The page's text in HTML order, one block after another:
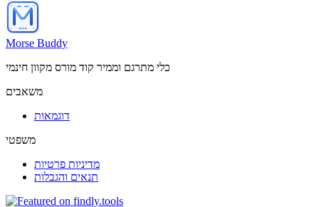
Morse Buddy
כלי מתרגם וממיר קוד מורס מקוון חינמי
משאבים
דוגמאות
משפטי
מדיניות פרטיות
תנאים והגבלות